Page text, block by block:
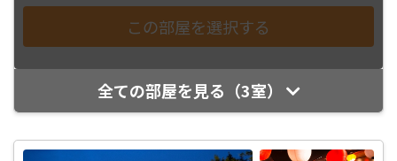
全ての部屋を見る（3室）